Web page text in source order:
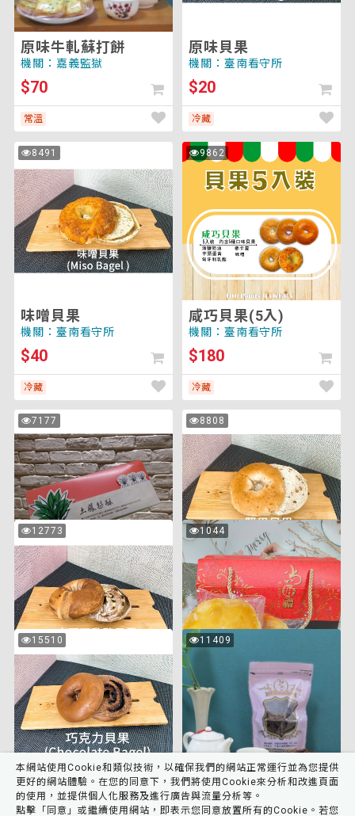
冷藏
原味牛軋蘇打餅
機關：嘉義監獄
$70
常溫
原味貝果
機關：臺南看守所
$20
冷藏
8491
次
瀏
覽
味
噌
貝
果
味噌貝果
機關：臺南看守所
$40
冷藏
9862
次
咸
巧
(5
入)
咸巧貝果(5入)
機關：臺南看守所
$180
冷藏
7177
次
瀏
覽
土
鳳
梨
酥
禮
盒
土鳳梨酥禮盒
機關：臺南監獄
$360
常溫
8808
次
瀏
覽
堅
果
貝
果
堅果貝果
機關：臺南看守所
$30
12773
次
瀏
覽
大
理
石
乳
酪
貝
果
大理石乳酪貝果
機關：臺南看守所
$45
冷藏
1044
次
覽
太
陽
餅
禮
盒
(8
入)
太陽餅禮盒(8入)
機關：屏東看守所
$170
常溫
15510
次
瀏
覽
巧
克
力
貝
果
巧克力貝果
11409
次
瀏
覽
巧
克
力
香
片
巧克力香片
1 2
共 75 個商品 頁數1/4
本網站使用Cookie和類似技術，以確保我們的網站正常運行並為您提供
更好的網站體驗。在您的同意下，我們將使用Cookie來分析和改進頁面
的使用，並提供個人化服務及進行廣告與流量分析等。
點擊「同意」或繼續使用網站，即表示您同意放置所有的Cookie。若您